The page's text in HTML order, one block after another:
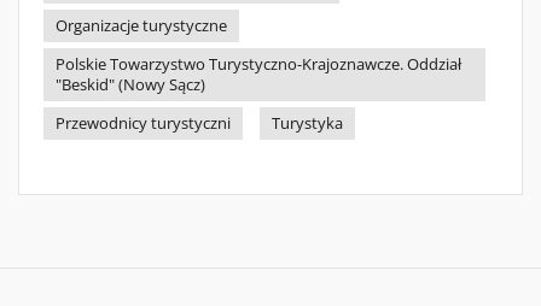
Organizacje turystyczne
Polskie Towarzystwo Turystyczno-Krajoznawcze. Oddział
"Beskid" (Nowy Sącz)
Przewodnicy turystyczni
Turystyka